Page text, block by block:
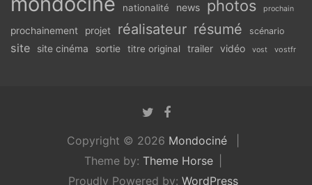
nationalité news photos prochain
prochainement projet réalisateur résumé scénario
site site cinéma sortie titre original trailer vidéo vost vostfr
Copyright © 2026 Mondociné
Theme by: Theme Horse
Proudly Powered by: WordPress